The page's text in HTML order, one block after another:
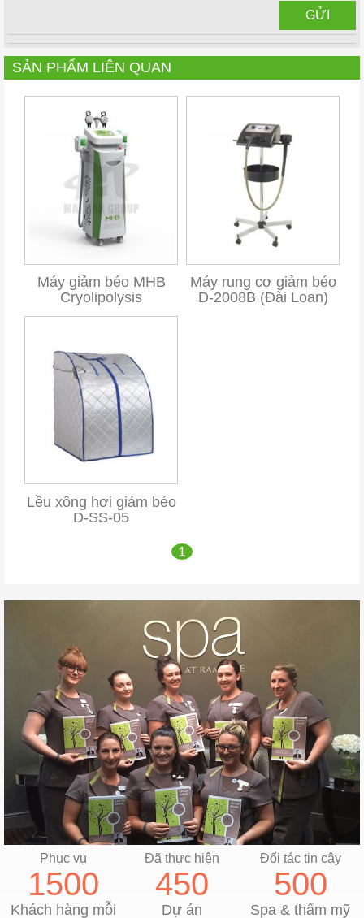
SẢN PHẨM LIÊN QUAN
Máy giảm béo MHB
Cryolipolysis
Máy rung cơ giảm béo
D-2008B (Đài Loan)
Lều xông hơi giảm béo
D-SS-05
1
Phục vụ
1500
Khách hàng mỗi
Đã thực hiện
450
Dự án
Đối tác tin cậy
500
Spa & thẩm mỹ